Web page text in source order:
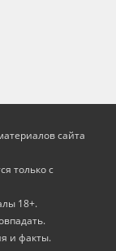
сайта
только с
18+.
и факты.